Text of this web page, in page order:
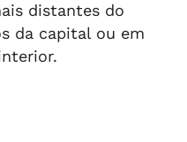
distantes do
da capital ou em